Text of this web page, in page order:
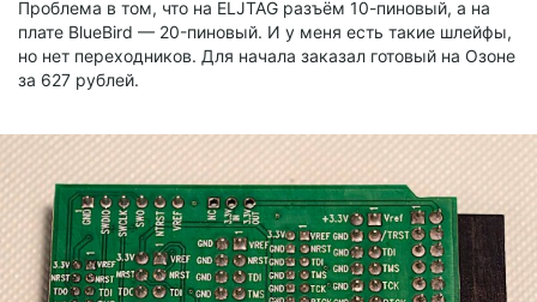
Проблема в том, что на ELJTAG разъём 10-пиновый, а на
плате BlueBird — 20-пиновый. И у меня есть такие шлейфы,
но нет переходников. Для начала заказал готовый на Озоне
за 627 рублей.